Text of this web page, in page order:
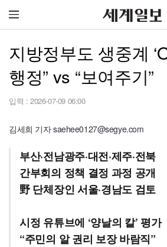
지방정부도 생중계
행정” vs “보여주기”
입력 : 2026-07-09 06:00
김세희 기자 saehee0127@segye.com
부산·전남광주·대전·제주·전북
간부회의 정책 결정 과정 공개
野 단체장인 서울·경남도 검토
시정 유튜브에 ‘양날의 칼’ 평가
“주민의 알 권리 보장 바람직”